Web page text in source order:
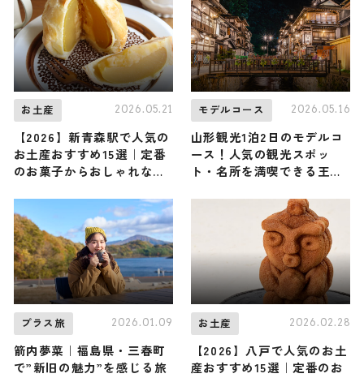
お土産 2026.05.21
【2026】新青森駅で人気の
お土産おすすめ15選｜定番
のお菓子からおしゃれなお
モデルコース 2026.05.16
山形観光1泊2日のモデルコ
ース！人気の観光スポッ
ト・名所を満喫できる王道
プラス旅 2026.01.09
箭内夢菜｜福島県・三春町
で”新旧の魅力”を感じる旅
お土産 2026.02.28
【2026】八戸で人気のお土
産おすすめ15選｜定番のお